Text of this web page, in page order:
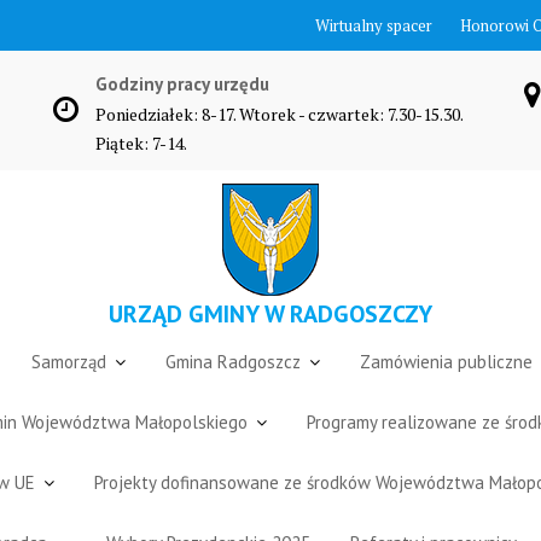
Wirtualny spacer Honorowi
Godziny pracy urzędu
Poniedziałek: 8-17. Wtorek - czwartek: 7.30-15.30.
Piątek: 7-14.
URZĄD GMINY W RADGOSZCZY
Samorząd Gmina Radgoszcz Zamówienia publiczne
Województwa Małopolskiego Programy realizowane ze
UE Projekty dofinansowane ze środków Województwa